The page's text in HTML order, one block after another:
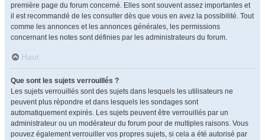
première page du forum concerné. Elles sont souvent assez importantes et
il est recommandé de les consulter dès que vous en avez la possibilité. Tout
comme les annonces et les annonces générales, les permissions
concernant les notes sont définies par les administrateurs du forum.
Haut
Que sont les sujets verrouillés ?
Les sujets verrouillés sont des sujets dans lesquels les utilisateurs ne
peuvent plus répondre et dans lesquels les sondages sont
automatiquement expirés. Les sujets peuvent être verrouillés par un
administrateur ou un modérateur du forum pour de multiples raisons. Vous
pouvez également verrouiller vos propres sujets, si cela a été autorisé par